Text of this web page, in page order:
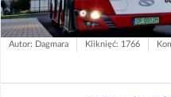
Autor: Dagmara Kliknięć: 1766